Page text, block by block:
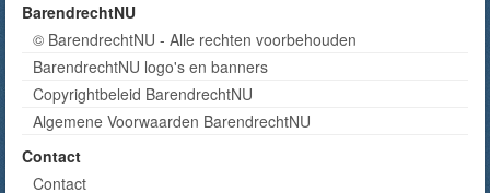
BarendrechtNU
© BarendrechtNU - Alle rechten voorbehouden
BarendrechtNU logo's en banners
Copyrightbeleid BarendrechtNU
Algemene Voorwaarden BarendrechtNU
Contact
Contact